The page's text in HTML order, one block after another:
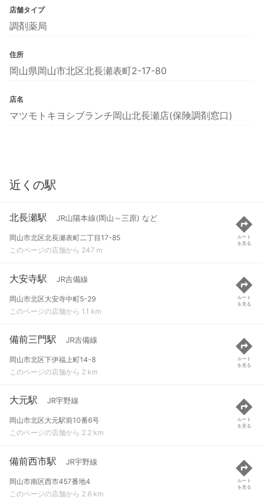
店舗タイプ
調剤薬局
住所
岡山県岡山市北区北長瀬表町2-17-80
店名
マツモトキヨシブランチ岡山北長瀬店(保険調剤窓口)
近くの駅
北長瀬駅 JR山陽本線(岡山～三原) など
岡山市北区北長瀬表町二丁目17-85
このページの店舗から 247 m
ルート
を見る
大安寺駅 JR吉備線
岡山市北区大安寺中町5-29
このページの店舗から 1.1 km
ルート
を見る
備前三門駅 JR吉備線
岡山市北区下伊福上町14-8
このページの店舗から 2 km
ルート
を見る
大元駅 JR宇野線
岡山市北区大元駅前10番6号
このページの店舗から 2.2 km
ルート
を見る
備前西市駅 JR宇野線
岡山市南区西市457番地4
このページの店舗から 2.6 km
ルート
を見る